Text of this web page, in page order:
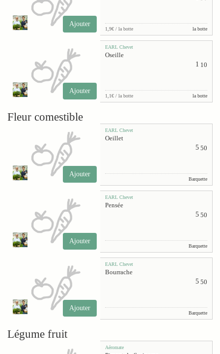
Ajouter
1,9€ / la botte la botte
Ajouter
EARL Chevet
Oseille
1 10
1,1€ / la botte la botte
Fleur comestible
Ajouter
EARL Chevet
Oeillet
5 50
Barquette
Ajouter
EARL Chevet
Pensée
5 50
Barquette
Ajouter
EARL Chevet
Bourrache
5 50
Barquette
Légume fruit
Aéromate